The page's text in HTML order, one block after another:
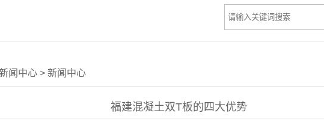
闻中心 > 新闻中心
福建混凝土双T板的四大优势